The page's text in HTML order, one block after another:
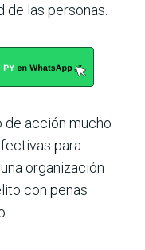
de las personas.
de acción mucho
para
organización
con penas